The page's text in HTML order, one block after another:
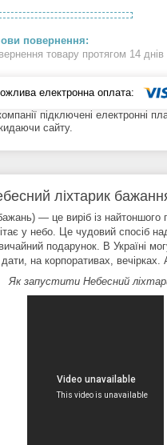
товару протягом 14 днів
підключені електронні
сайту.
ліхтарик
— це виріб із
у небо. Це чудовий
подарунок. В Україні
на корпоративах,
Як запустити Небесний